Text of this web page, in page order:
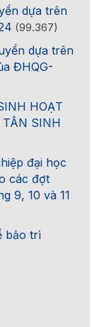
dựa trên
(99.367)
dựa trên
ĐHQG-
HOẠT
TÂN SINH
đại học
các đợt
9, 10 và 11
bảo trì